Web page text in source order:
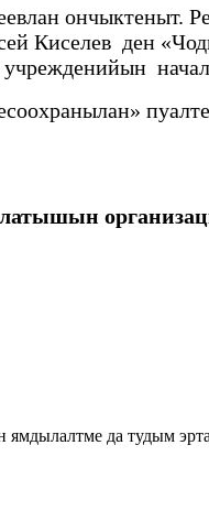
ончыктеныт.
ден
да тудым